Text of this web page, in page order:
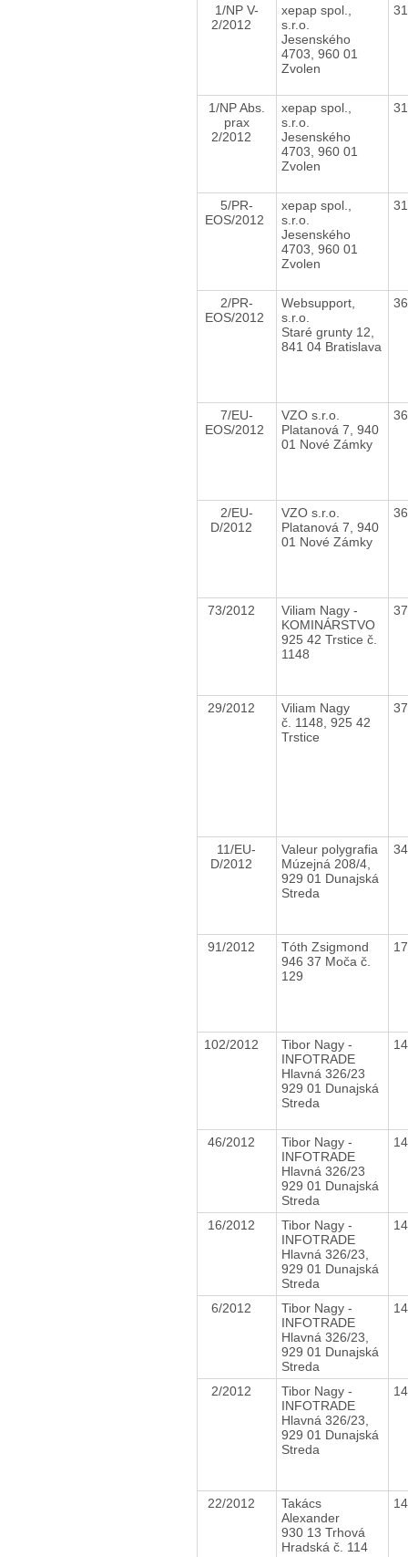
1/NP V-
2/2012
xepap spol.,
s.r.o.
Jesenského
4703, 960 01
Zvolen
1/NP Abs.
prax
2/2012
xepap spol.,
s.r.o.
Jesenského
4703, 960 01
Zvolen
5/PR-
EOS/2012
xepap spol.,
s.r.o.
Jesenského
4703, 960 01
Zvolen
2/PR-
EOS/2012
Websupport,
s.r.o.
Staré grunty 12,
841 04 Bratislava
7/EU-
EOS/2012
VZO s.r.o.
Platanová 7, 940
01 Nové Zámky
2/EU-
D/2012
VZO s.r.o.
Platanová 7, 940
01 Nové Zámky
73/2012
Viliam Nagy -
KOMINÁRSTVO
925 42 Trstice č.
1148
29/2012
Viliam Nagy
č. 1148, 925 42
Trstice
11/EU-
D/2012
Valeur polygrafia
Múzejná 208/4,
929 01 Dunajská
Streda
91/2012
Tóth Zsigmond
946 37 Moča č.
129
102/2012
Tibor Nagy -
INFOTRADE
Hlavná 326/23
929 01 Dunajská
Streda
46/2012
Tibor Nagy -
INFOTRADE
Hlavná 326/23
929 01 Dunajská
Streda
16/2012
Tibor Nagy -
INFOTRADE
Hlavná 326/23,
929 01 Dunajská
Streda
6/2012
Tibor Nagy -
INFOTRADE
Hlavná 326/23,
929 01 Dunajská
Streda
2/2012
Tibor Nagy -
INFOTRADE
Hlavná 326/23,
929 01 Dunajská
Streda
22/2012
Takács
Alexander
930 13 Trhová
Hradská č. 114